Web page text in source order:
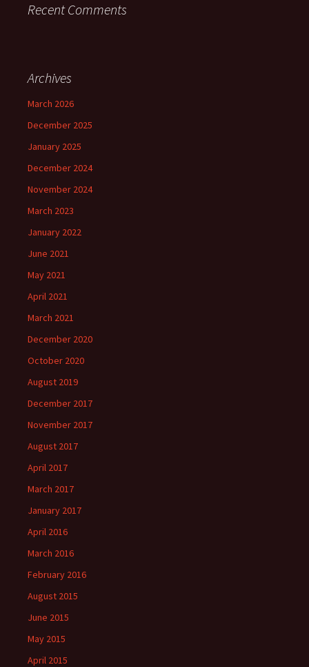
Recent Comments
Archives
March 2026
December 2025
January 2025
December 2024
November 2024
March 2023
January 2022
June 2021
May 2021
April 2021
March 2021
December 2020
October 2020
August 2019
December 2017
November 2017
August 2017
April 2017
March 2017
January 2017
April 2016
March 2016
February 2016
August 2015
June 2015
May 2015
April 2015